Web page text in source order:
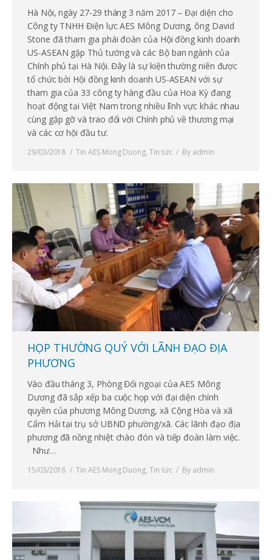
Hà Nội, ngày 27-29 tháng 3 năm 2017 – Đại diện cho
Công ty TNHH Điện lực AES Mông Dương, ông David
Stone đã tham gia phái đoàn của Hội đồng kinh doanh
US-ASEAN gặp Thủ tướng và các Bộ ban ngành của
Chính phủ tại Hà Nội. Đây là sự kiện thường niên được
tổ chức bởi Hội đồng kinh doanh US-ASEAN với sự
tham gia của 33 công ty hàng đầu của Hoa Kỳ đang
hoạt động tại Việt Nam trong nhiều lĩnh vực khác nhau
cùng gặp gỡ và trao đổi với Chính phủ về thương mại
và các cơ hội đầu tư.
29/03/2018 Tin AES Mong Duong, Tin tức By admin
HỌP THƯỜNG QUÝ VỚI LÃNH ĐẠO ĐỊA
PHƯƠNG
Vào đầu tháng 3, Phòng Đối ngoại của AES Mông
Dương đã sắp xếp ba cuộc họp với đại diện chính
quyền của phương Mông Dương, xã Cộng Hòa và xã
Cẩm Hải tại trụ sở UBND phường/xã. Các lãnh đạo địa
phương đã nồng nhiệt chào đón và tiếp đoàn làm việc.
Như…
15/03/2018 Tin AES Mong Duong, Tin tức By admin